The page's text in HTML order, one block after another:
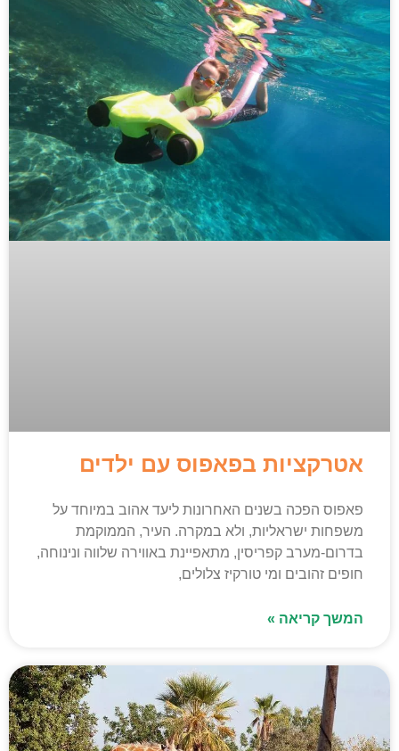
אטרקציות בפאפוס עם ילדים
פאפוס הפכה בשנים האחרונות ליעד אהוב במיוחד על
משפחות ישראליות, ולא במקרה. העיר, הממוקמת
בדרום-מערב קפריסין, מתאפיינת באווירה שלווה ונינוחה,
חופים זהובים ומי טורקיז צלולים,
המשך קריאה »